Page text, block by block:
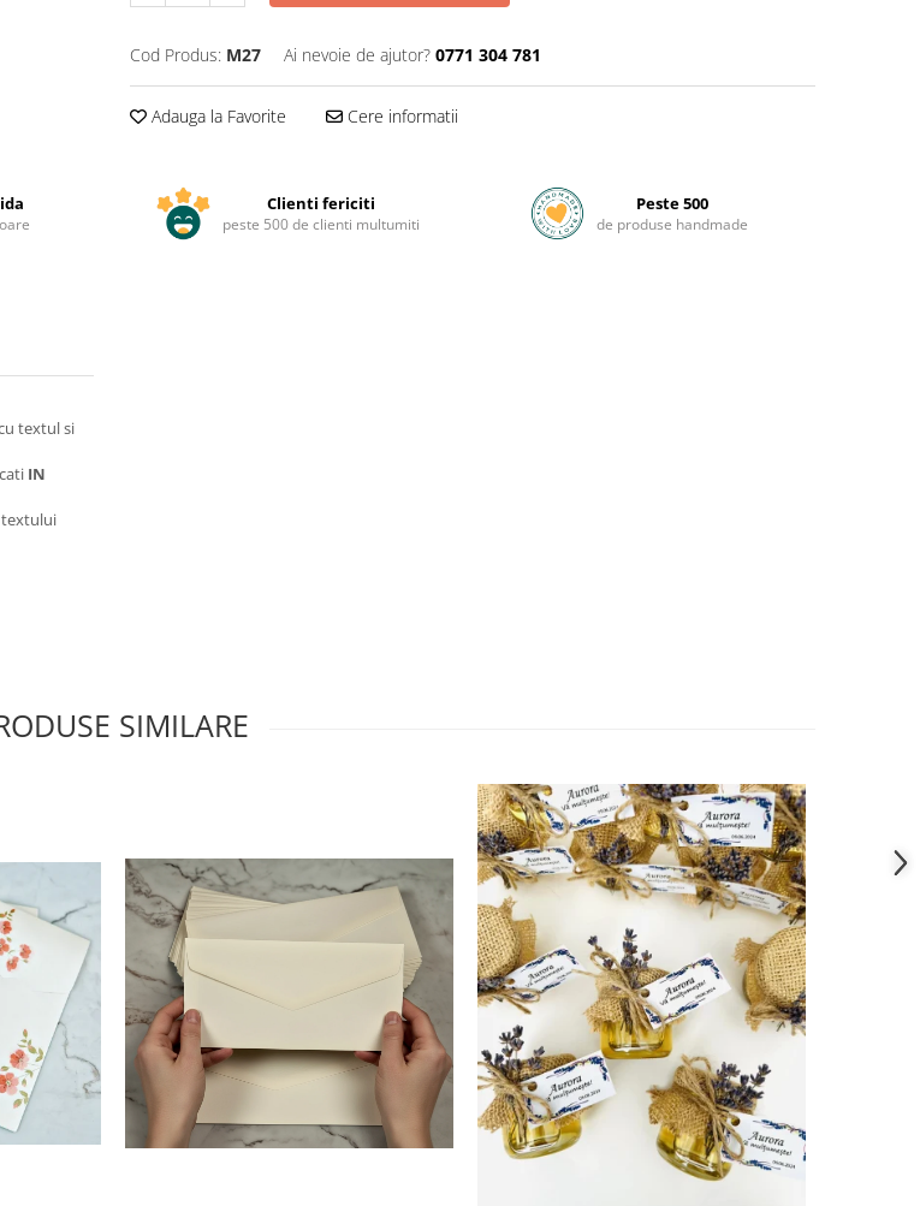
Cod Produs: M27 Ai nevoie de ajutor? 0771 304 781
Adauga la Favorite Cere informatii
Clienti fericiti
peste 500 de clienti multumiti
Peste 500
de produse handmade
textul si
IN
textului
SIMILARE